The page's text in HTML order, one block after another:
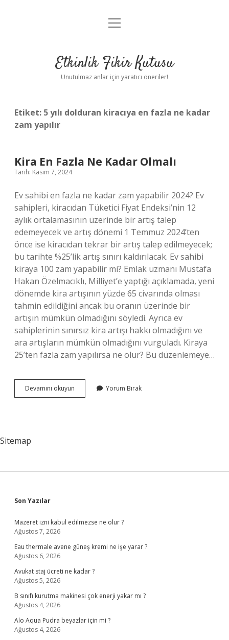
Anasayfa
Yasal Uyarı
menüyü
Etkinlik Fikir Kutusu
Unutulmaz anlar için yaratıcı öneriler!
Etiket: 5 yılı dolduran kiracıya en fazla ne kadar
zam yapılır
Kira En Fazla Ne Kadar Olmalı
Tarih: Kasım 7, 2024
Ev sahibi en fazla ne kadar zam yapabilir 2024? Ev
sahipleri, kiracıdan Tüketici Fiyat Endeksi’nin 12
aylık ortalamasının üzerinde bir artış talep
edemeyecek ve artış dönemi 1 Temmuz 2024’ten
önce ise kiracıdan tekrar bir artış talep edilmeyecek;
bu tarihte %25’lik artış sınırı kaldırılacak. Ev sahibi
kiraya 100 zam yapabilir mi? Emlak uzmanı Mustafa
Hakan Özelmacıklı, Milliyet’e yaptığı açıklamada, yeni
dönemde kira artışının yüzde 65 civarında olması
tahmin edildiğini ancak bu oranın üzerinde bir
artışın mümkün olmadığını söyledi. Ayrıca ev
sahiplerinin sınırsız kira artışı hakkı olmadığını ve
ara artışların mümkün olmadığını vurguladı. Kiraya
25’ten fazla zam yapılırsa ne olur? Bu düzenlemeye…
Devamını okuyun
En
Yorum Bırak
Sitemap
Sidebar
Son Yazılar
Mazeret izni kabul edilmezse ne olur ?
Ağustos 7, 2026
Eau thermale avene güneş kremi ne işe yarar ?
Ağustos 6, 2026
Avukat staj ücreti ne kadar ?
Ağustos 5, 2026
B sınıfı kurutma makinesi çok enerji yakar mı ?
Ağustos 4, 2026
Alo Aqua Pudra beyazlar için mi ?
Ağustos 4, 2026